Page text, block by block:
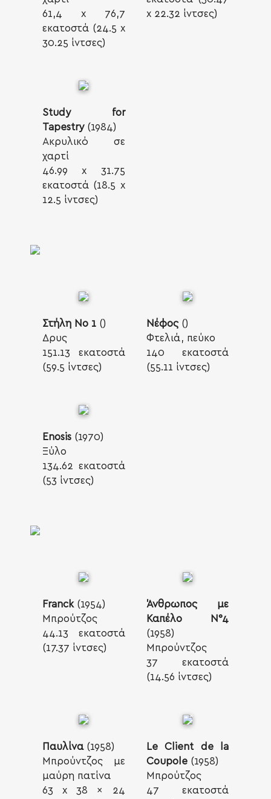
61,4 x 76,7
εκατοστά (24.5 x
30.25 ίντσες)
x 22.32 ίντσες)
Study for
Tapestry(1984)
Ακρυλικό σε
χαρτί
46.99 x 31.75
εκατοστά (18.5 x
12.5 ίντσες)
Στήλη Νο 1 ()
Δρυς
151.13 εκατοστά
(59.5 ίντσες)
Νέφος()
Φτελιά, πεύκο
140 εκατοστά
(55.11 ίντσες)
Enosis (1970)
Ξύλο
134.62 εκατοστά
(53 ίντσες)
Franck(1954)
Μπρούτζος
44.13 εκατοστά
(17.37 ίντσες)
Άνθρωπος με
Καπέλο Ν°4
(1958)
Μπρούντζος
37 εκατοστά
(14.56 ίντσες)
Παυλίνα(1958)
Μπρούντζος με
μαύρη πατίνα
63 x 38 x 24
Le Client de la
Coupole(1958)
Μπρούτζος
47 εκατοστά